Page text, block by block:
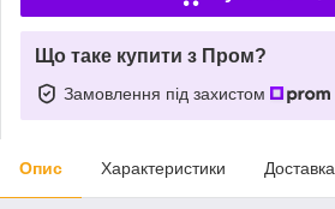
Що таке купити з Пром?
Замовлення під захистом
Опис Характеристики Доставка